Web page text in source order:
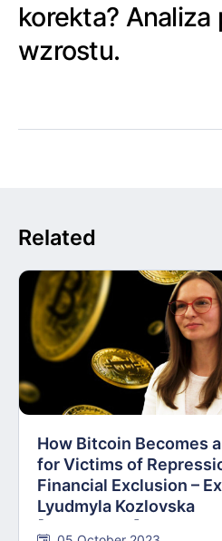
korekta?
wzrostu.
Related
How Bitcoin Becomes
for Victims of
Financial Exclusion –
Lyudmyla Kozlovska